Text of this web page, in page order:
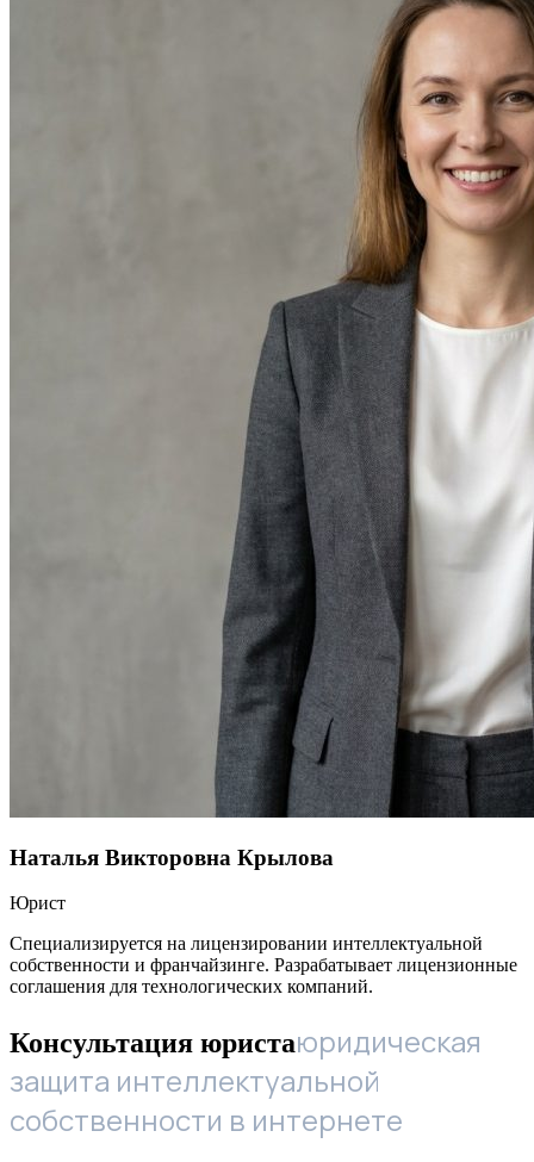
Наталья Викторовна Крылова
Юрист
Специализируется на лицензировании интеллектуальной
собственности и франчайзинге. Разрабатывает лицензионные
соглашения для технологических компаний.
Консультация юристаюридическая
защита интеллектуальной
собственности в интернете